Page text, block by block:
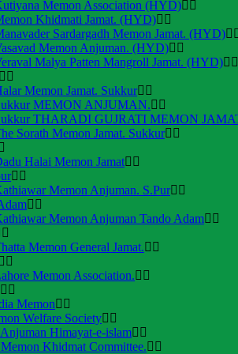
Memon Association (HYD)
Khidmati Jamat. (HYD)
Sardargadh Memon Jamat. (HYD)
Memon Anjuman. (HYD)
Malya Patten Mangroll Jamat. (HYD)
Memon Jamat. Sukkur
MEMON ANJUMAN.
THARADI GUJRATI MEMON
Sorath Memon Jamat. Sukkur
Halai Memon Jamat
Memon Anjuman. S.Pur
Memon Anjuman Tando Adam
Memon General Jamat.
Memon Association.
Memon
Welfare Society
Himayat-e-islam
Khidmat Committee.